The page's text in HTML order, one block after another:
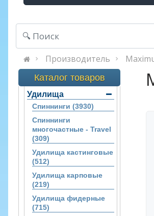
Производитель
Каталог товаров
Удилища
Спиннинги (3930)
Спиннинги
многочастные - Travel
(309)
Удилища кастинговые
(512)
Удилища карповые
(219)
Удилища фидерные
(715)